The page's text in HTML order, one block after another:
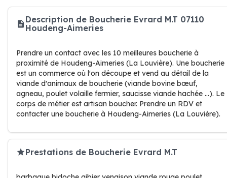
Description de Boucherie Evrard M.T 07110
Houdeng-Aimeries
Prendre un contact avec les 10 meilleures boucherie à
proximité de Houdeng-Aimeries (La Louvière). Une boucherie
est un commerce où l'on découpe et vend au détail de la
viande d'animaux de boucherie (viande bovine bœuf,
agneau, poulet volaille fermier, saucisse viande hachée …). Le
corps de métier est artisan boucher. Prendre un RDV et
contacter une boucherie à Houdeng-Aimeries (La Louvière).
Prestations de Boucherie Evrard M.T